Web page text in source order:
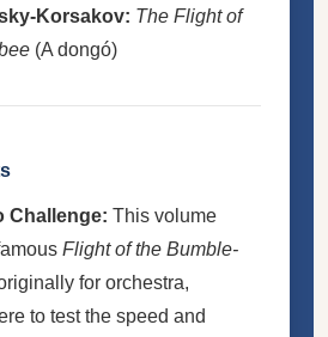
Korsakov: The Flight of
(A dongó)
Challenge: This volume
Flight of the Bumble-
for orchestra,
to test the speed and